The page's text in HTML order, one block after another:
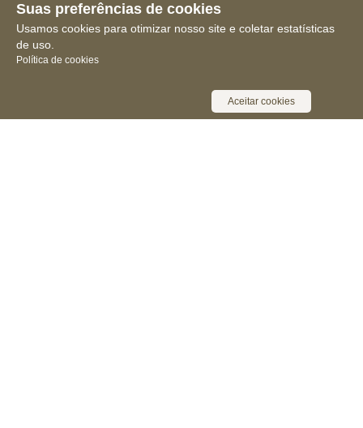
Suas preferências de cookies
Usamos cookies para otimizar nosso site e coletar estatísticas
de uso.
Política de cookies
Aceitar cookies